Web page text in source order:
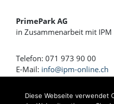
PrimePark AG
in Zusammenarbeit mit IPM
Telefon: 071 973 90 00
E-Mail: info@ipm-online.ch
Wohnen und Arbeiten
Diese Webseite verwendet